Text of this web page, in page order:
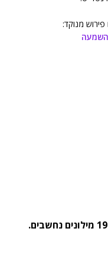
מנוקד:
מצא מה פירוש המילה Mattress ב-19 מילונים נחשבים.